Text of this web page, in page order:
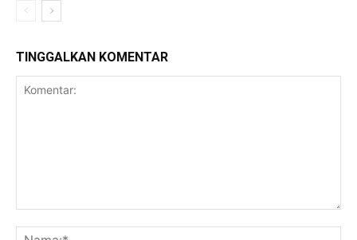
TINGGALKAN KOMENTAR